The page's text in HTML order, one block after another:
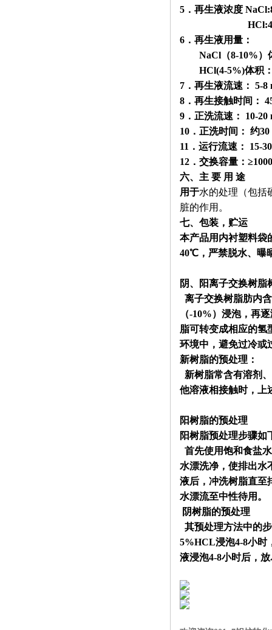
5．再生液浓度
HCl:4-
6．再生液用量：
NaCl（8-10%）
HCl(4-5%)体积：
7．再生液流速： 5-8
8．再生接触时间：
9．正洗流速： 10-20
10．正洗时间： 约30
11．运行流速： 15-
12．交换容量：
六、主 要 用 途
用于水的处理（包括
脏的作用。
七、包装，贮运
本产品用内衬塑料袋
40℃ ，严禁脱水、曝
阴、阳离子交换树脂
离子交换树脂肪内
（-10%）浸泡，再
脂可转变成相应的氢
环境中，避免过冷或
新树脂的预处理：
新树脂常含有溶剂
他溶液相接触时，上
阳树脂的预处理
阳树脂预处理步骤如
首先使用饱和食盐
水漂洗净，使排出水
液后，冲洗树脂直至
水漂流至中性待用。
阴树脂的预处理
其预处理方法中的
5%HCL浸泡4-8小时
液浸泡4-8小时后，